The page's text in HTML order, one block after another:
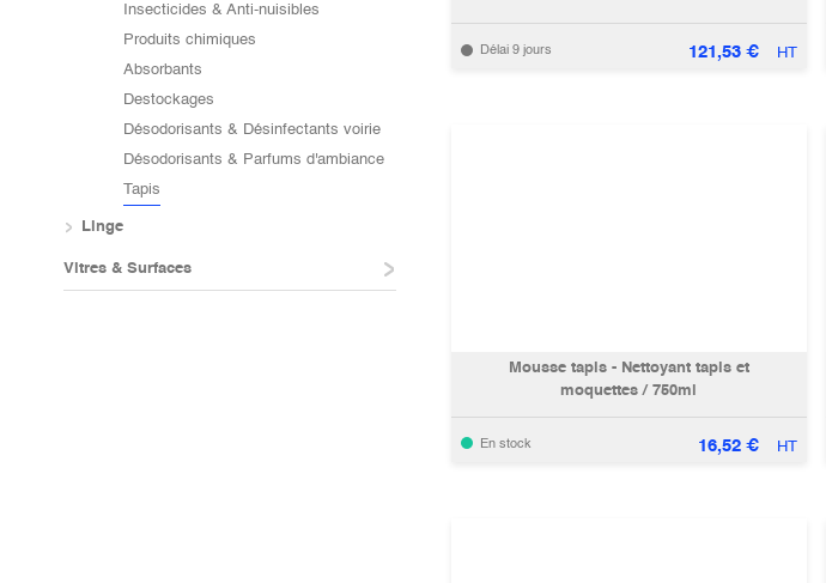
Insecticides & Anti-nuisibles
Produits chimiques
Absorbants
Destockages
Désodorisants & Désinfectants voirie
Désodorisants & Parfums d'ambiance
Tapis
Linge
Vitres & Surfaces
Délai 9 jours 121,53€ HT
Mousse tapis - Nettoyant tapis et
moquettes / 750ml
En stock 16,52€ HT